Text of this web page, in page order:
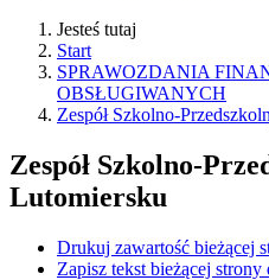
Jesteś tutaj
Start
SPRAWOZDANIA
OBSŁUGIWANYCH
Zespół Szkolno-
Zespół Szkolno-
Lutomiersku
Drukuj zawartość bieżącej
Zapisz tekst bieżącej strony